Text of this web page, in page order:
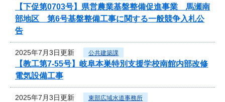
【下促第0703号】県営農業基盤整備促進事業 馬瀬南
部地区 第6号基盤整備工事に関する一般競争入札公
告
2025年7月3日更新 公共建築課
【教工第7-55号】岐阜本巣特別支援学校南館内部改修
電気設備工事
2025年7月3日更新 東部広域水道事務所